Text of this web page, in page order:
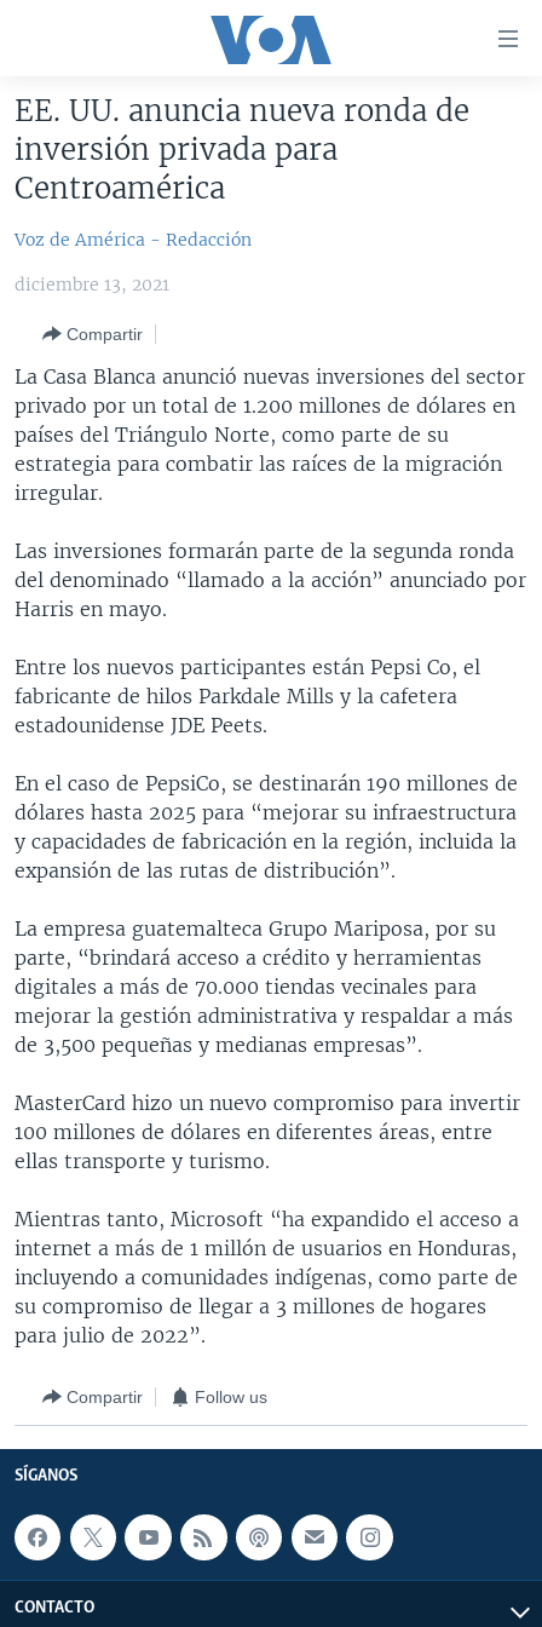
accesibilidad
contenido
Salte
principal
búsqueda
AMÉRICA DEL NORTE
ELECCIONES EEUU 2024
VOA VERIFICA AMÉRICA LATINA
BOLIVIA
COLOMBIA
CHILE
PERÚ
VENEZUELA
BRASIL
CENTROAMÉRICA
COSTA RICA
EL SALVADOR
GUATEMALA
NICARAGUA
OTRAS SECCIONES
INMIGRACIÓN
LIBERTAD DE PRENSA
ECONOMÍA
ENTRETENIMIENTO Y CULTURA
DEPORTES
CIENCIA Y SALUD
ESPECIALES DE LA VOA
LIBERTAD DE PRENSA
MULTIMEDIA
VIDEOS
AUDIOS
PROGRAMAS TV
FORO INTERAMERICANO
VISIÓN 360
LAS CLAVES
PANORAMA
AVANCE INFORMATIVO
AUDIONOTICIAS
BUENOS DÍAS AMÉRICA
ESTADOS UNIDOS AL DÍA
EL MUNDO AL DÍA [RADIO]
DEPORTIVO INTERNACIONAL
NOTA ECONÓMICA
ENTRETENIMIENTO
DIRECT
DOCUMENTALES DE LA VOA
Learning English
SÍGANOS
Idiomas
EE. UU. anuncia nueva ronda de
inversión privada para
Centroamérica
Voz de América - Redacción
diciembre 13, 2021
Compartir
La Casa Blanca anunció nuevas inversiones del sector
privado por un total de 1.200 millones de dólares en
países del Triángulo Norte, como parte de su
estrategia para combatir las raíces de la migración
irregular.
Las inversiones formarán parte de la segunda ronda
del denominado “llamado a la acción” anunciado por
Harris en mayo.
Entre los nuevos participantes están Pepsi Co, el
fabricante de hilos Parkdale Mills y la cafetera
estadounidense JDE Peets.
En el caso de PepsiCo, se destinarán 190 millones de
dólares hasta 2025 para “mejorar su infraestructura
y capacidades de fabricación en la región, incluida la
expansión de las rutas de distribución”.
La empresa guatemalteca Grupo Mariposa, por su
parte, “brindará acceso a crédito y herramientas
digitales a más de 70.000 tiendas vecinales para
mejorar la gestión administrativa y respaldar a más
de 3,500 pequeñas y medianas empresas”.
MasterCard hizo un nuevo compromiso para invertir
100 millones de dólares en diferentes áreas, entre
ellas transporte y turismo.
Mientras tanto, Microsoft “ha expandido el acceso a
internet a más de 1 millón de usuarios en Honduras,
incluyendo a comunidades indígenas, como parte de
su compromiso de llegar a 3 millones de hogares
para julio de 2022”.
Compartir Follow us
SÍGANOS
CONTACTO